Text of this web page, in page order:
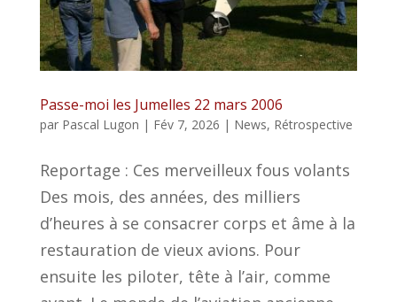
Passe-moi les Jumelles 22 mars 2006
par Pascal Lugon | Fév 7, 2026 | News, Rétrospective
Reportage : Ces merveilleux fous volants
Des mois, des années, des milliers
d’heures à se consacrer corps et âme à la
restauration de vieux avions. Pour
ensuite les piloter, tête à l’air, comme